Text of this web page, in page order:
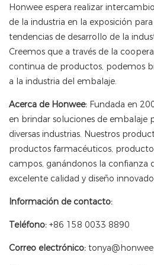
Honwee espera realizar
de la industria en la exposición
tendencias de desarrollo de la
Creemos que a través de la
continua de productos, podemos
a la industria del embalaje.
Acerca de Honwee: Fundada en
en brindar soluciones de embalaje
diversas industrias. Nuestros
productos farmacéuticos,
campos, ganándonos la confianza
excelente calidad y diseño
Información de contacto:
Teléfono: +86 158 0033 8890
Correo electrónico: